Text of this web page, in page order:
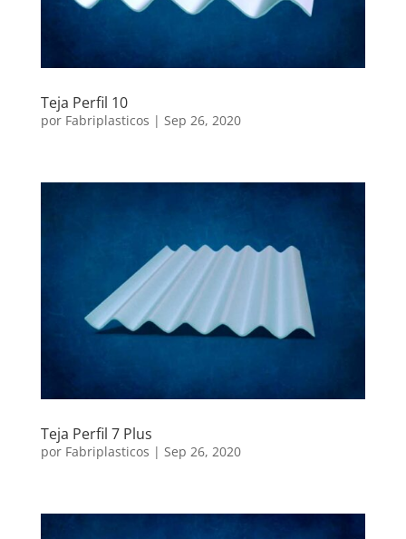
Teja Perfil 10
por Fabriplasticos | Sep 26, 2020
Teja Perfil 7 Plus
por Fabriplasticos | Sep 26, 2020